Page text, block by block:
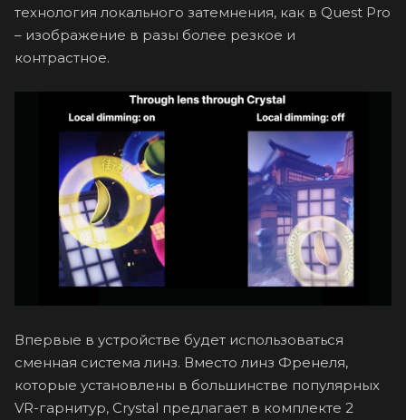
технология локального затемнения, как в Quest Pro
– изображение в разы более резкое и
контрастное.
Впервые в устройстве будет использоваться
сменная система линз. Вместо линз Френеля,
которые установлены в большинстве популярных
VR-гарнитур, Crystal предлагает в комплекте 2